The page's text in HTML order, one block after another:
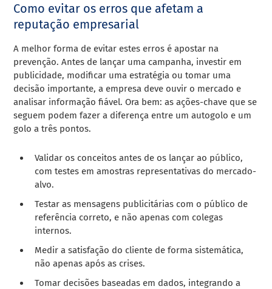
Como evitar os erros que afetam a
reputação empresarial
A melhor forma de evitar estes erros é apostar na
prevenção. Antes de lançar uma campanha, investir em
publicidade, modificar uma estratégia ou tomar uma
decisão importante, a empresa deve ouvir o mercado e
analisar informação fiável. Ora bem: as ações-chave que se
seguem podem fazer a diferença entre um autogolo e um
golo a três pontos.
Validar os conceitos antes de os lançar ao público,
com testes em amostras representativas do mercado-
alvo.
Testar as mensagens publicitárias com o público de
referência correto, e não apenas com colegas
internos.
Medir a satisfação do cliente de forma sistemática,
não apenas após as crises.
Tomar decisões baseadas em dados, integrando a